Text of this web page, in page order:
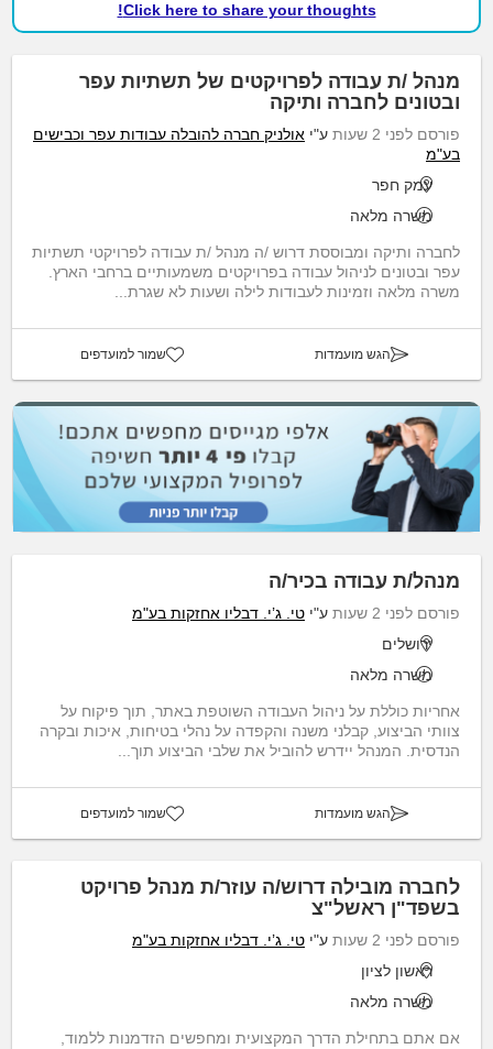
Click here to share your thoughts!
מנהל /ת עבודה לפרויקטים של תשתיות עפר
ובטונים לחברה ותיקה
פורסם לפני 2 שעות ע"י אולניק חברה להובלה עבודות עפר וכבישים
בע"מ
עמק חפר
משרה מלאה
לחברה ותיקה ומבוססת דרוש /ה מנהל /ת עבודה לפרויקטי תשתיות
עפר ובטונים לניהול עבודה בפרויקטים משמעותיים ברחבי הארץ.
משרה מלאה וזמינות לעבודות לילה ושעות לא שגרת...
הגש מועמדות שמור למועדפים
מנהל/ת עבודה בכיר/ה
פורסם לפני 2 שעות ע"י טי. ג’י. דבליו אחזקות בע"מ
ירושלים
משרה מלאה
אחריות כוללת על ניהול העבודה השוטפת באתר, תוך פיקוח על
צוותי הביצוע, קבלני משנה והקפדה על נהלי בטיחות, איכות ובקרה
הנדסית. המנהל יידרש להוביל את שלבי הביצוע תוך...
הגש מועמדות שמור למועדפים
לחברה מובילה דרוש/ה עוזר/ת מנהל פרויקט
בשפד"ן ראשל"צ
פורסם לפני 2 שעות ע"י טי. ג’י. דבליו אחזקות בע"מ
ראשון לציון
משרה מלאה
אם אתם בתחילת הדרך המקצועית ומחפשים הזדמנות ללמוד,